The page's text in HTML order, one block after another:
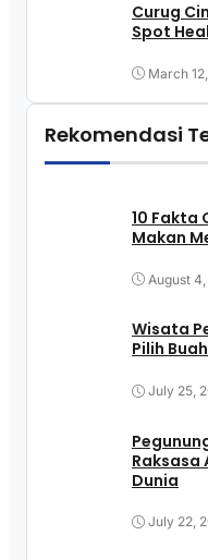
Curug
Spot
March
Rekomendasi
10 Fakta
Makan
August
Wisata
Pilih
July 25,
Raksasa
Dunia
July 22,